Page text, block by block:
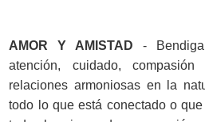
AMOR Y AMISTAD -
atención, cuidado,
relaciones armoniosas en la
todo lo que está conectado o